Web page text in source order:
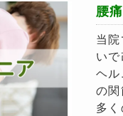
腰
当
い
ヘ
の
多